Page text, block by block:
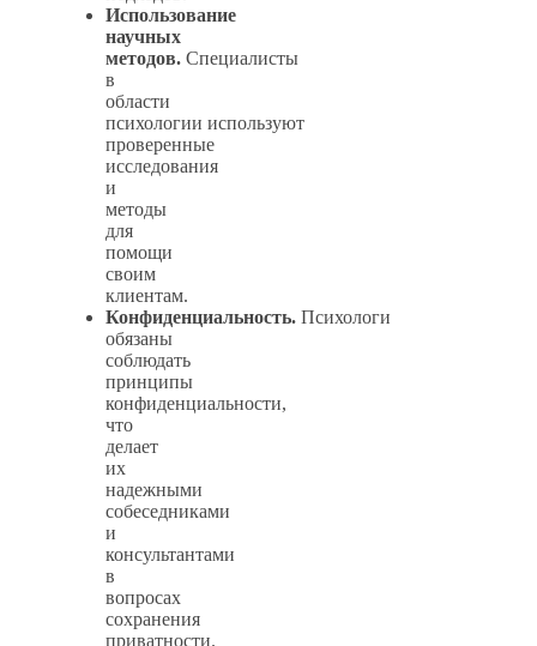
Использование
научных
методов. Специалисты
в
области
психологии используют
проверенные
исследования
и
методы
для
помощи
своим
клиентам.
Конфиденциальность. Психологи
обязаны
соблюдать
принципы
конфиденциальности,
что
делает
их
надежными
собеседниками
и
консультантами
в
вопросах
сохранения
приватности.